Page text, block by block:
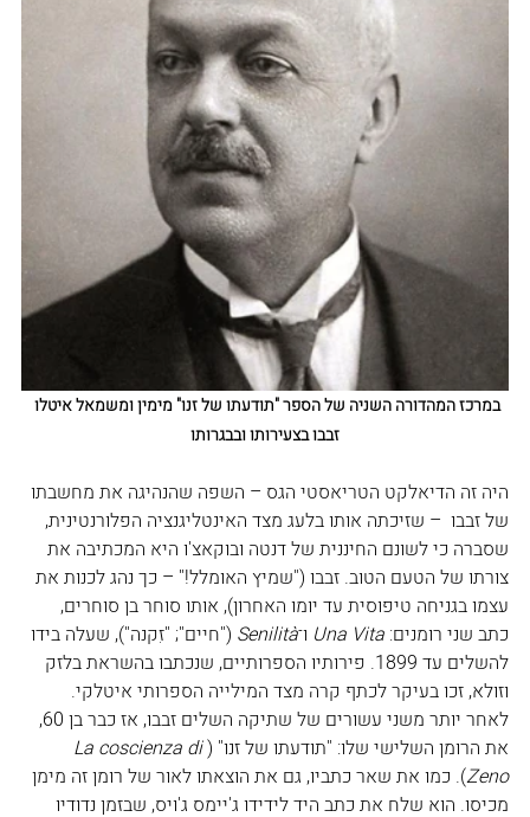
במרכז המהדורה השניה של הספר "תודעתו של זנו" מימין ומשמאל איטלו
זבבו בצעירותו ובבגרותו
היה זה הדיאלקט הטריאסטי הגס – השפה שהנהיגה את מחשבתו
של זבבו  – שזיכתה אותו בלעג מצד האינטליגנציה הפלורנטינית,
שסברה כי לשונם החיננית של דנטה ובוקאצ'ו היא המכתיבה את
צורתו של הטעם הטוב. זבבו ("שמיץ האומלל!" – כך נהג לכנות את
עצמו בגניחה טיפוסית עד יומו האחרון), אותו סוחר בן סוחרים,
כתב שני רומנים: Una Vita ו־Senilità ("חיים"; "זִקנה"), שעלה בידו
להשלים עד 1899. פירותיו הספרותיים, שנכתבו בהשראת בלזק
וזולא, זכו בעיקר לכתף קרה מצד המילייה הספרותי איטלקי.
לאחר יותר משני עשורים של שתיקה השלים זבבו, אז כבר בן 60,
את הרומן השלישי שלו: "תודעתו של זנו" (La coscienza di
Zeno). כמו את שאר כתביו, גם את הוצאתו לאור של רומן זה מימן
מכיסו. הוא שלח את כתב היד לידידו ג'יימס ג'ויס, שבזמן נדודיו